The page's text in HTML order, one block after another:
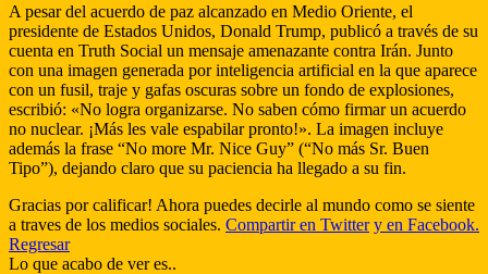
A pesar del acuerdo de paz alcanzado en Medio Oriente, el
presidente de Estados Unidos, Donald Trump, publicó a través de su
cuenta en Truth Social un mensaje amenazante contra Irán. Junto
con una imagen generada por inteligencia artificial en la que aparece
con un fusil, traje y gafas oscuras sobre un fondo de explosiones,
escribió: «No logra organizarse. No saben cómo firmar un acuerdo
no nuclear. ¡Más les vale espabilar pronto!». La imagen incluye
además la frase “No more Mr. Nice Guy” (“No más Sr. Buen
Tipo”), dejando claro que su paciencia ha llegado a su fin.
Gracias por calificar! Ahora puedes decirle al mundo como se siente
a traves de los medios sociales. Compartir en Twitter y en Facebook.
Regresar
Lo que acabo de ver es..